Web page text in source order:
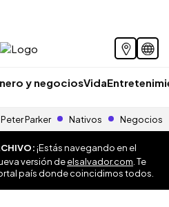
y negociosVida
Peter Parker Nativos Negocios
¡Estás navegando en el
versión deelsalvador.com . Te
país donde coincidimos todos.